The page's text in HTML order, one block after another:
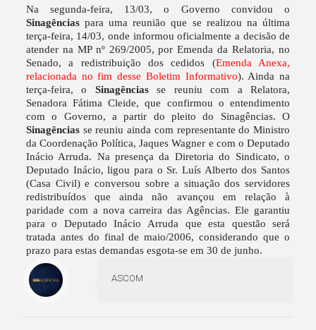
Na segunda-feira, 13/03, o Governo convidou o
Sinagênciaspara uma reunião que se realizou na última
terça-feira, 14/03, onde informou oficialmente a decisão de
atender na MP nº 269/2005, por Emenda da Relatoria, no
Senado, a redistribuição dos cedidos (Emenda Anexa,
relacionada no fim desse Boletim Informativo). Ainda na
terça-feira, o Sinagênciasse reuniu com a Relatora,
Senadora Fátima Cleide, que confirmou o entendimento
com o Governo, a partir do pleito do Sinagências. O
Sinagênciasse reuniu ainda com representante do Ministro
da Coordenação Política, Jaques Wagner e com o Deputado
Inácio Arruda. Na presença da Diretoria do Sindicato, o
Deputado Inácio, ligou para o Sr. Luís Alberto dos Santos
(Casa Civil) e conversou sobre a situação dos servidores
redistribuídos que ainda não avançou em relação à
paridade com a nova carreira das Agências. Ele garantiu
para o Deputado Inácio Arruda que esta questão será
tratada antes do final de maio/2006, considerando que o
prazo para estas demandas esgota-se em 30 de junho.
ASCOM